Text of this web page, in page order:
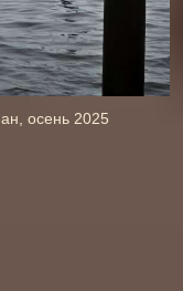
осень 2025